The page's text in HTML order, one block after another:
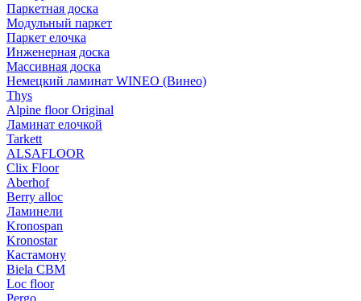
Паркетная доска
Модульный паркет
Паркет елочка
Инженерная доска
Массивная доска
Немецкий ламинат WINEO (Винео)
Thys
Alpine floor Original
Ламинат елочкой
Tarkett
ALSAFLOOR
Clix Floor
Aberhof
Berry alloc
Ламинели
Kronospan
Kronostar
Кастамону
Biela CBM
Loc floor
Pergo